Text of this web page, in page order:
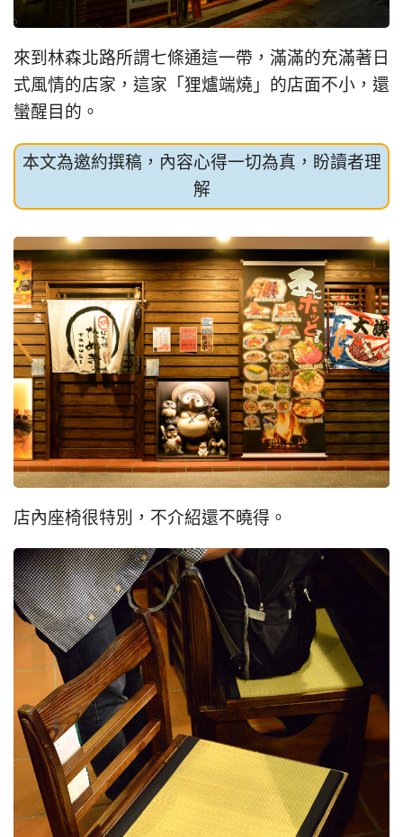
來到林森北路所謂七條通這一帶，滿滿的充滿著日
式風情的店家，這家「狸爐端燒」的店面不小，還
蠻醒目的。
本文為邀約撰稿，內容心得一切為真，盼讀者理
解
店內座椅很特別，不介紹還不曉得。